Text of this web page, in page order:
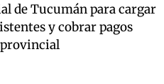
de Tucumán para cargar
y cobrar pagos
provincial